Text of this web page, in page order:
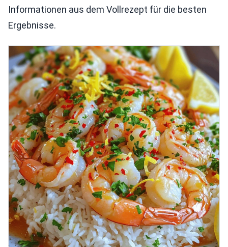
Informationen aus dem Vollrezept für die besten
Ergebnisse.